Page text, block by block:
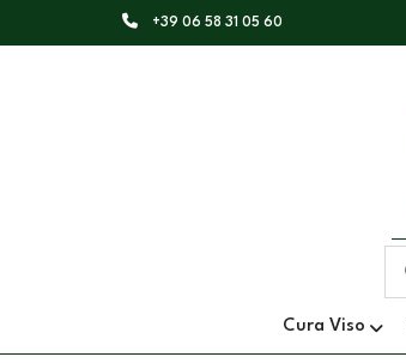
+39 06 58 31 05 60
Cura Viso